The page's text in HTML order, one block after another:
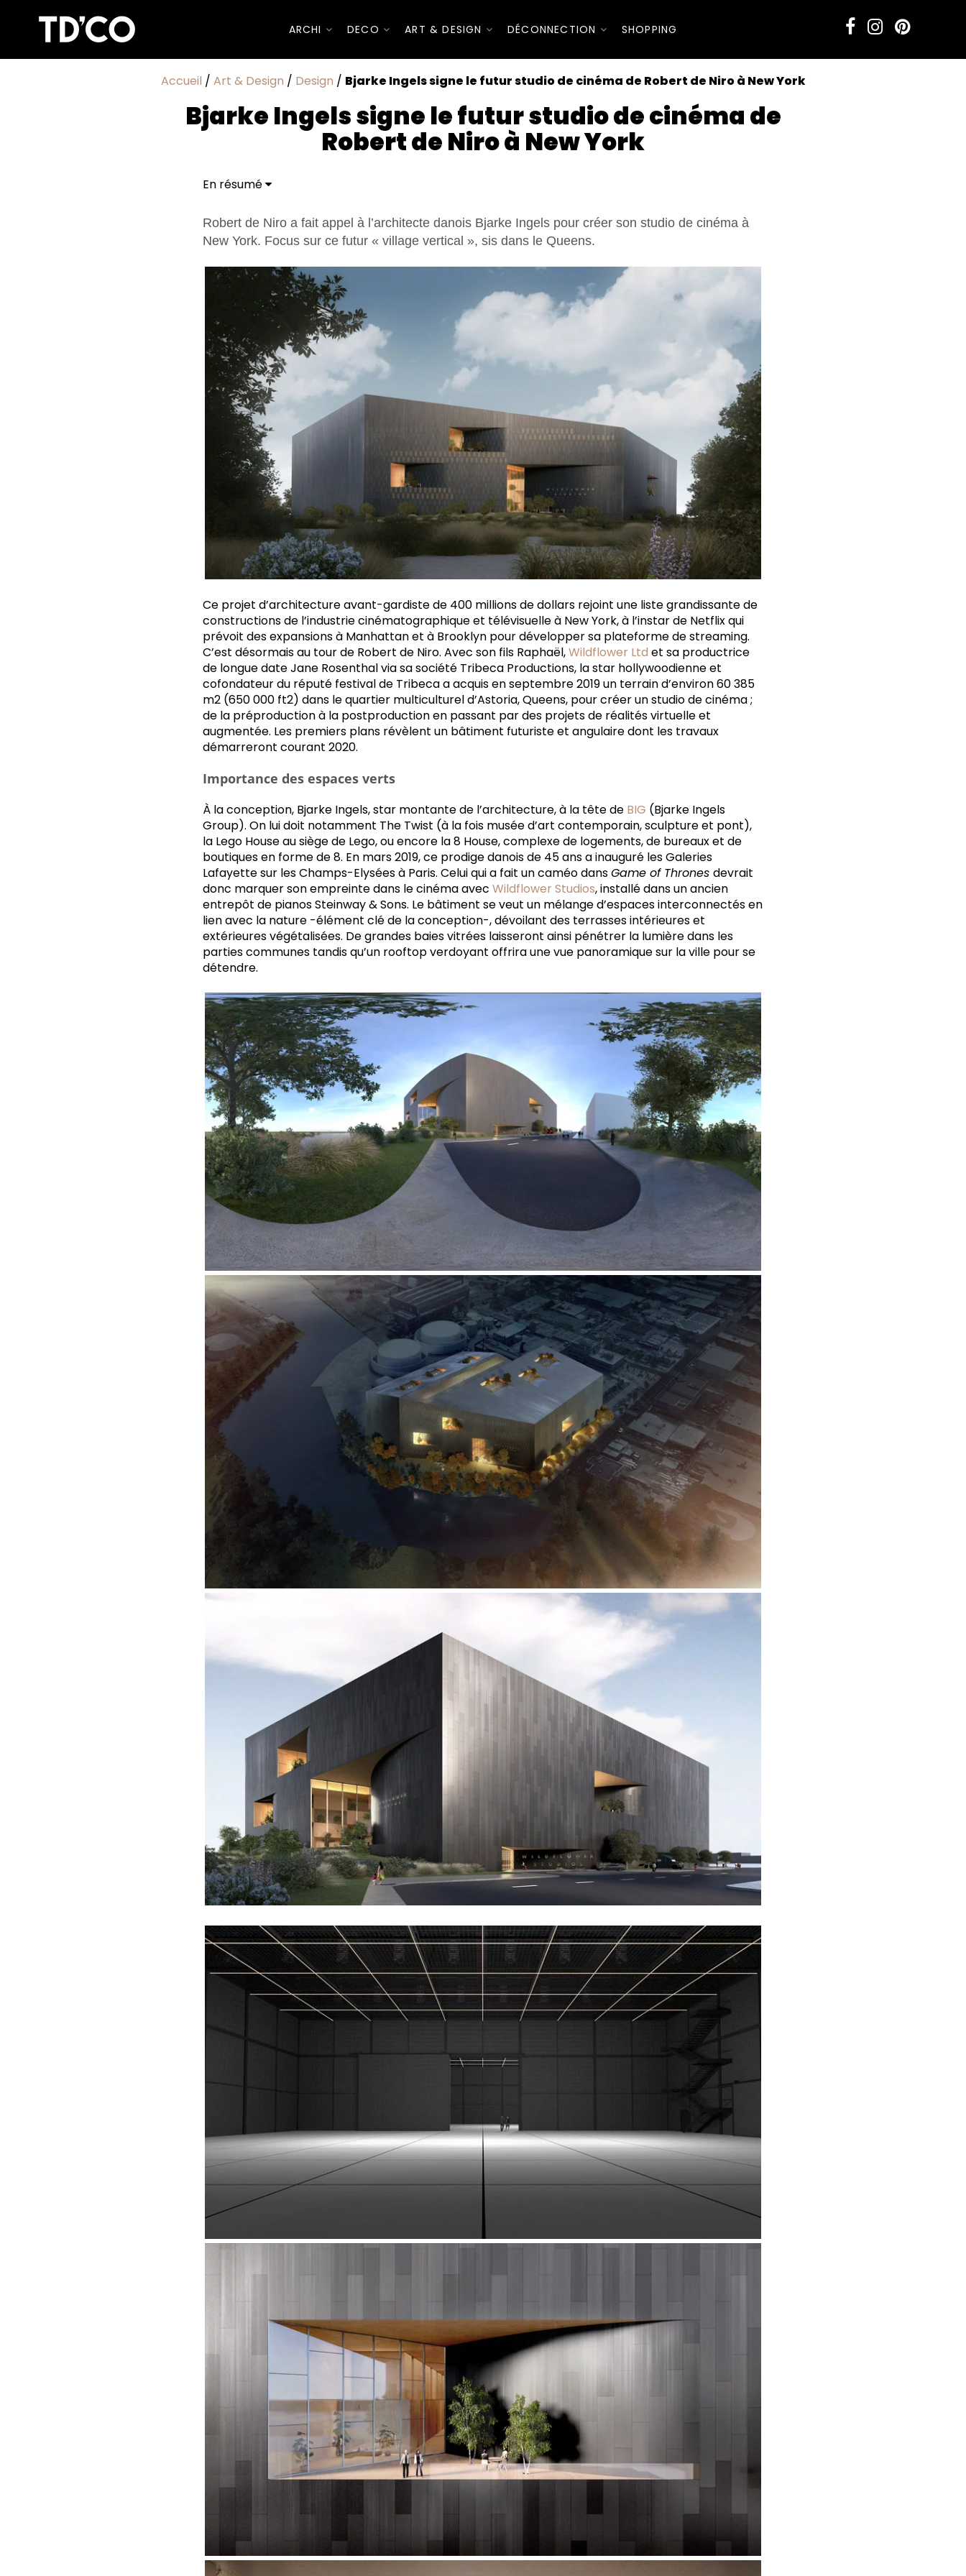
ARCHI DECO ART & DESIGN DÉCONNECTION SHOPPING
Accueil / Art & Design / Design / Bjarke Ingels signe le futur studio de cinéma de Robert de Niro à New York
Bjarke Ingels signe le futur studio de cinéma de
Robert de Niro à New York
En résumé
Robert de Niro a fait appel à l’architecte danois Bjarke Ingels pour créer son studio de cinéma à
New York. Focus sur ce futur « village vertical », sis dans le Queens.
Ce projet d’architecture avant-gardiste de 400 millions de dollars rejoint une liste grandissante de
constructions de l’industrie cinématographique et télévisuelle à New York, à l’instar de Netflix qui
prévoit des expansions à Manhattan et à Brooklyn pour développer sa plateforme de streaming.
C’est désormais au tour de Robert de Niro. Avec son fils Raphaël,Wildflower Ltd et sa productrice
de longue date Jane Rosenthal via sa société Tribeca Productions, la star hollywoodienne et
cofondateur du réputé festival de Tribeca a acquis en septembre 2019 un terrain d’environ 60 385
m2 (650 000 ft2) dans le quartier multiculturel d’Astoria, Queens, pour créer un studio de cinéma ;
de la préproduction à la postproduction en passant par des projets de réalités virtuelle et
augmentée. Les premiers plans révèlent un bâtiment futuriste et angulaire dont les travaux
démarreront courant 2020.
Importance des espaces verts
À la conception, Bjarke Ingels, star montante de l’architecture, à la tête de BIG (Bjarke Ingels
Group). On lui doit notamment The Twist (à la fois musée d’art contemporain, sculpture et pont),
la Lego House au siège de Lego, ou encore la 8 House, complexe de logements, de bureaux et de
boutiques en forme de 8. En mars 2019, ce prodige danois de 45 ans a inauguré les Galeries
Lafayette sur les Champs-Elysées à Paris. Celui qui a fait un caméo dansGame of Thrones devrait
donc marquer son empreinte dans le cinéma avec Wildflower Studios, installé dans un ancien
entrepôt de pianos Steinway & Sons. Le bâtiment se veut un mélange d’espaces interconnectés en
lien avec la nature -élément clé de la conception-, dévoilant des terrasses intérieures et
extérieures végétalisées. De grandes baies vitrées laisseront ainsi pénétrer la lumière dans les
parties communes tandis qu’un rooftop verdoyant offrira une vue panoramique sur la ville pour se
détendre.